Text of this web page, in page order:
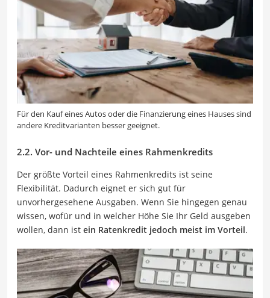
Für den Kauf eines Autos oder die Finanzierung eines Hauses sind
andere Kreditvarianten besser geeignet.
2.2. Vor- und Nachteile eines Rahmenkredits
Der größte Vorteil eines Rahmenkredits ist seine
Flexibilität. Dadurch eignet er sich gut für
unvorhergesehene Ausgaben. Wenn Sie hingegen genau
wissen, wofür und in welcher Höhe Sie Ihr Geld ausgeben
wollen, dann ist ein Ratenkredit jedoch meist im Vorteil.